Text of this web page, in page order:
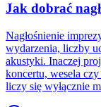
Jak dobrać
Nagłośnienie
wydarzenia, liczby
akustyki. Inaczej
koncertu, wesela
liczy się wyłącznie